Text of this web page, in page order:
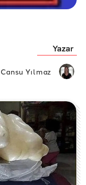
Yazar
Cansu Yılmaz